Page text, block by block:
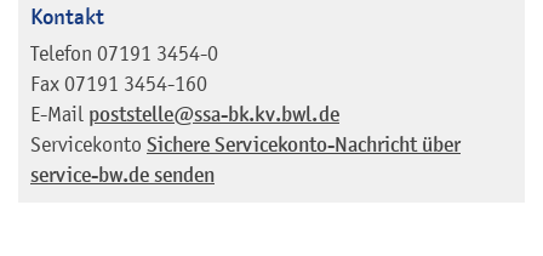
Kontakt
Telefon 07191 3454-0
Fax 07191 3454-160
E-Mail poststelle@ssa-bk.kv.bwl.de
Servicekonto Sichere Servicekonto-Nachricht über
service-bw.de senden